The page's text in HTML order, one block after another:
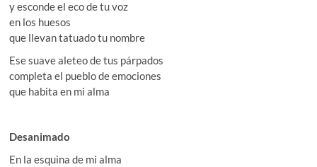
y esconde el eco de tu voz
en los huesos
que llevan tatuado tu nombre
Ese suave aleteo de tus párpados
completa el pueblo de emociones
que habita en mi alma
Desanimado
En la esquina de mi alma